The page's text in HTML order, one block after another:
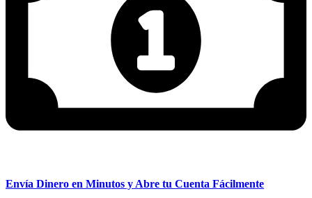
Envía Dinero en Minutos y Abre tu Cuenta Fácilmente